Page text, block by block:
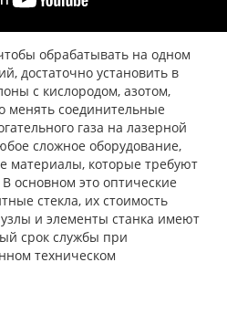
обрабатывать на одном
достаточно установить в
с кислородом, азотом,
менять соединительные
газа на лазерной
сложное оборудование,
материалы, которые требуют
основном это оптические
стекла, их стоимость
и элементы станка имеют
срок службы при
техническом